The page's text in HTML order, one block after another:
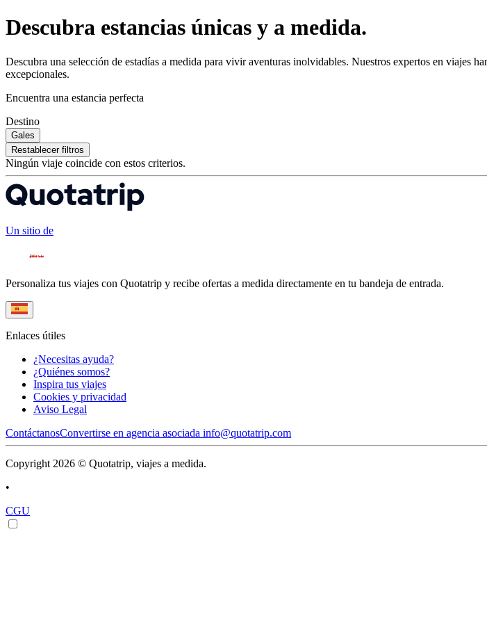
Descubra estancias únicas y a medida.
Descubra una selección de estadías a medida para vivir aventuras inolvidables. Nuestros expertos en viajes
excepcionales.
Encuentra una estancia perfecta
Destino
Gales
Restablecer filtros
Ningún viaje coincide con estos criterios.
Un sitio de
Personaliza tus viajes con Quotatrip y recibe ofertas a medida directamente en tu bandeja de entrada.
Enlaces útiles
¿Necesitas ayuda?
¿Quiénes somos?
Inspira tus viajes
Cookies y privacidad
Aviso Legal
ContáctanosConvertirse en agencia asociada info@quotatrip.com
Copyright 2026 © Quotatrip, viajes a medida.
•
CGU